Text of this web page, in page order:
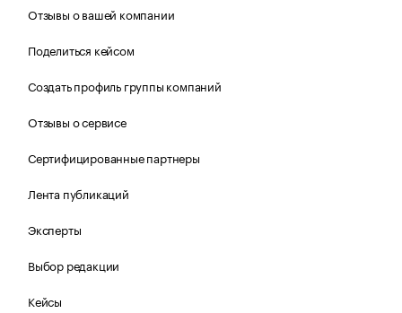
Отзывы о вашей компании
Поделиться кейсом
Создать профиль группы компаний
Отзывы о сервисе
Сертифицированные партнеры
Лента публикаций
Эксперты
Выбор редакции
Кейсы